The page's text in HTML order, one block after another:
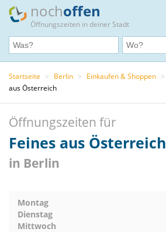
nochoffen
Öffnungszeiten in deiner Stadt
Startseite > Berlin > Einkaufen & Shoppen >
aus Österreich
Öffnungszeiten für
Feines aus Österreich
in Berlin
Montag
Dienstag
Mittwoch